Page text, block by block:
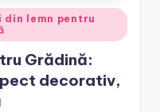
lemn pentru
Grădină:
decorativ,